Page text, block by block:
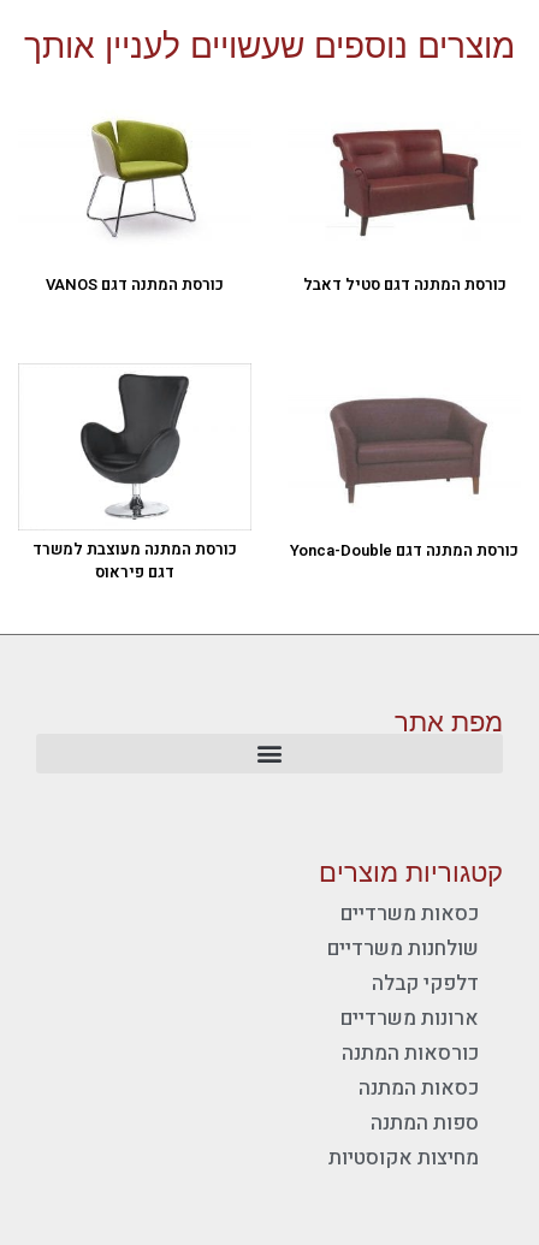
מוצרים נוספים שעשויים לעניין אותך
כורסת המתנה דגם סטיל דאבל כורסת המתנה דגם VANOS
כורסת המתנה דגם Yonca-Double
כורסת המתנה מעוצבת למשרד
דגם פיראוס
מפת אתר
קטגוריות מוצרים
כסאות משרדיים
שולחנות משרדיים
דלפקי קבלה
ארונות משרדיים
כורסאות המתנה
כסאות המתנה
ספות המתנה
מחיצות אקוסטיות